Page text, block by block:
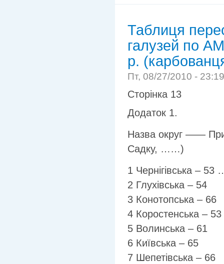
Таблиця
галузей по
р.
Пт, 08/27/2010 -
Сторінка 13
Додаток 1.
Назва округ ——
Садку, ……)
1 Чернігівська –
2 Глухівська – 54
3 Конотопська – 66
4 Коростенська – 53
5 Волинська – 61
6 Київська – 65
7 Шепетівська – 66